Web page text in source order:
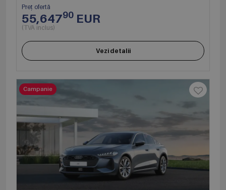
Preț ofertă
55,64790 EUR
(TVA inclus)
Vezi detalii
Campanie